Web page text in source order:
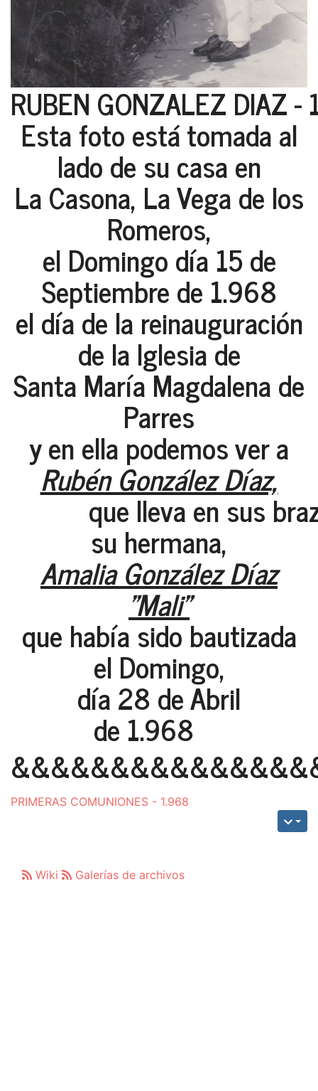
RUBEN GONZALEZ DIAZ
Esta foto está tomada al
lado de su casa en
La Casona, La Vega de los
Romeros,
el Domingo día 15 de
Septiembre de 1.968
el día de la reinauguración
de la Iglesia de
Santa María Magdalena de
Parres
y en ella podemos ver a
Rubén González Díaz,
que lleva en sus
su hermana,
Amalia González Díaz
"Mali"
que había sido bautizada
el Domingo,
día 28 de Abril
de 1.968
PRIMERAS COMUNIONES - 1.968
Wiki Galerías de archivos